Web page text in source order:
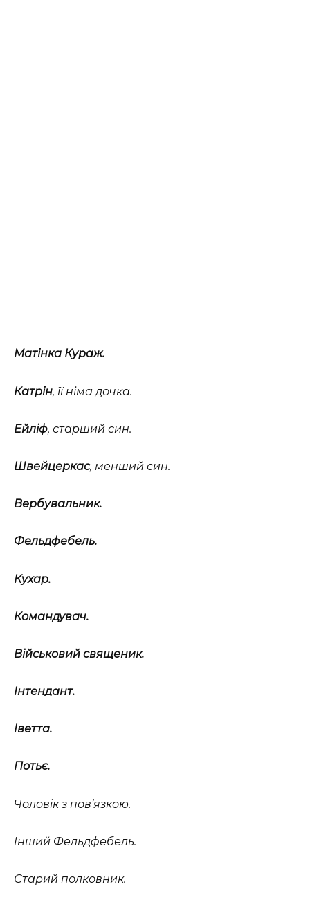
Матінка Кураж.
Катрін, її німа дочка.
Ейліф, старший син.
Швейцеркас, менший син.
Вербувальник.
Фельдфебель.
Кухар.
Командувач.
Військовий священик.
Інтендант.
Іветта.
Потьє.
Чоловік з пов’язкою.
Інший Фельдфебель.
Старий полковник.